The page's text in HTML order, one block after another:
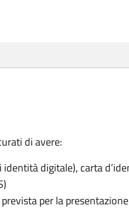
di avere:
identità digitale), carta
per la